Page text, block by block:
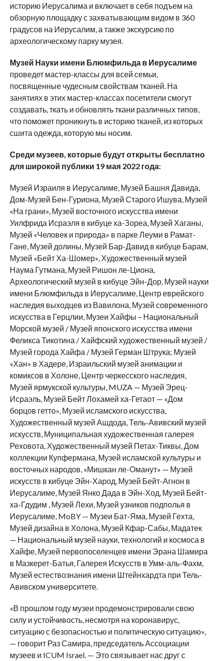
историю Иерусалима и включает в себя подъем на
обзорную площадку с захватывающим видом в 360
градусов на Иерусалим, а также экскурсию по
археологическому парку музея.
Музей Науки имени Блюмфильда в Иерусалиме
проведет мастер-классы для всей семьи,
посвященные чудесным свойствам тканей. На
занятиях в этих мастер-классах посетители смогут
создавать, ткать и обновлять ткани различных типов,
что поможет проникнуть в историю тканей, из которых
сшита одежда, которую мы носим.
Среди музеев, которые будут открыты бесплатно
для широкой публики 19 мая 2022 года:
Музей Израиля в Иерусалиме, Музей Башня Давида,
Дом-Музей Бен-Гуриона, Музей Старого Ишува, Музей
«На грани», Музей восточного искусства имени
Уилфрида Исраэля в кибуце ха-Зореа, Музей Хаганы,
Музей «Человек и природа» в парке Леуми в Рамат-
Гане, Музей долины, Музей Бар-Давид в кибуце Барам,
Музей «Бейт Ха-Шомер», Художественный музей
Наума Гутмана, Музей Ришон ле-Циона,
Археологический музей в кибуце Эйн-Дор, Музей науки
имени Блюмфильда в Иерусалиме, Центр еврейского
наследия выходцев из Вавилона, Музей современного
искусства в Герцлии, Музеи Хайфы – Национальный
Морской музей / Музей японского искусства имени
Феликса Тикотина / Хайфский художественный музей /
Музей города Хайфа / Музей Герман Штрука; Музей
«Хан» в Хадере, Израильский музей анимации и
комиксов в Холоне, Центр черкесского наследия,
Музей ярмукской культуры, MUZA — Музей Эрец-
Исраэль, Музей Бейт Лохамей ха-Гетаот — «Дом
борцов гетто», Музей исламского искусства,
Художественный музей Ашдода, Тель-Авивский музей
искусств, Муниципальная художественная галерея
Реховота, Художественный музей Петах-Тиквы, Дом
коллекции Купфермана, Музей исламской культуры и
восточных народов, «Мишкан ле-Оманут» — Музей
искусств в кибуце Эйн-Харод, Музей Бейт-Агнон в
Иерусалиме, Музей Янко Дада в Эйн-Ход, Музей Бейт-
ха-Гдудим , Музей Лехи, Музей узников подполья в
Иерусалиме, MoBY — Музеи Бат-Яма, Музей Гехта,
Музей дизайна в Холона, Музей Кфар-Сабы, Мадатек
— Национальный музей науки, технологий и космоса в
Хайфе, Музей первопоселенцев имени Эрана Шамира
в Мазкерет-Батья, Галерея Искусств в Умм-аль-Фахм,
Музей естествознания имени Штейнхардта при Тель-
Авивском университете.
«В прошлом году музеи продемонстрировали свою
силу и устойчивость, несмотря на коронавирус,
ситуацию с безопасностью и политическую ситуацию»,
— говорит Раз Самира, председатель Ассоциации
музеев и ICUM Israel. — Это связывает нас друг с